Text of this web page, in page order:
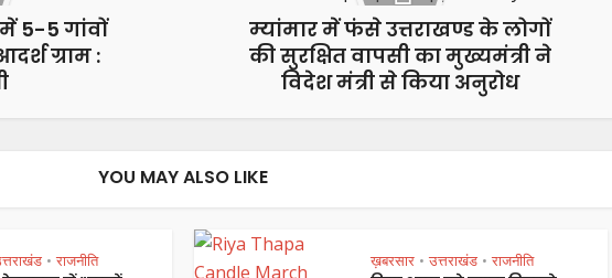
5-5 गांवों
ग्राम :
म्यांमार में फंसे उत्तराखण्ड के लोगों
की सुरक्षित वापसी का मुख्यमंत्री ने
विदेश मंत्री से किया अनुरोध
YOU MAY ALSO LIKE
• राजनीति ख़बरसार • उत्तराखंड • राजनीति